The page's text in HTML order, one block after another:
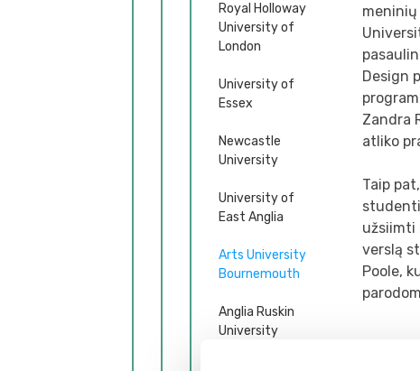
Royal Holloway
University of
London
University of
Essex
Newcastle
University
University of
East Anglia
Arts University
Bournemouth
Anglia Ruskin
University
Design
Zandra
atliko
Taip
užsiimti
verslą
Poole,